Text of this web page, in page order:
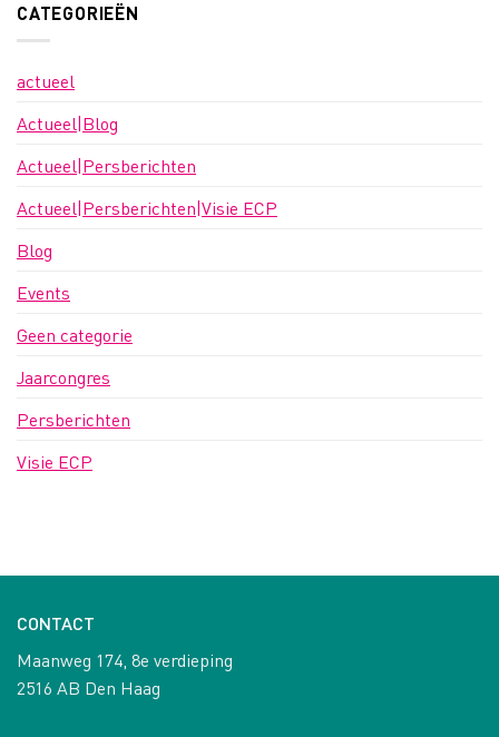
CATEGORIEËN
actueel
Actueel|Blog
Actueel|Persberichten
Actueel|Persberichten|Visie ECP
Blog
Events
Geen categorie
Jaarcongres
Persberichten
Visie ECP
CONTACT
Maanweg 174, 8e verdieping
2516 AB Den Haag